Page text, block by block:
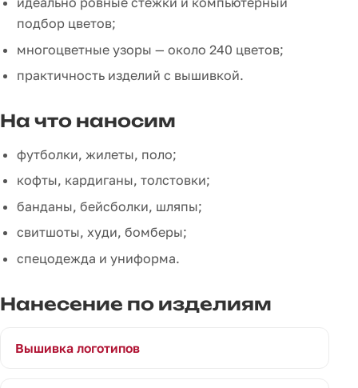
подбор цветов;
многоцветные узоры — около 240 цветов;
практичность изделий с вышивкой.
На что наносим
футболки, жилеты, поло;
кофты, кардиганы, толстовки;
банданы, бейсболки, шляпы;
свитшоты, худи, бомберы;
спецодежда и униформа.
Нанесение по изделиям
Вышивка логотипов